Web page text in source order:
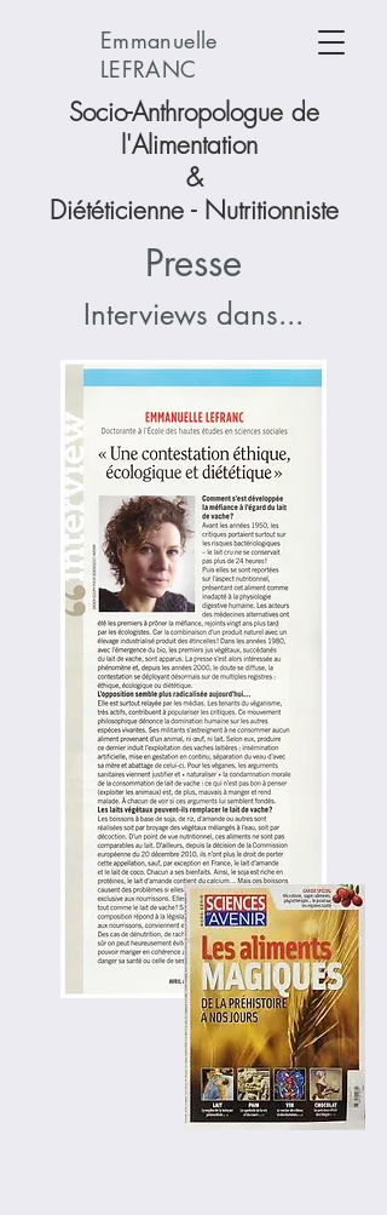
Emmanuelle
LEFRANC
Socio-Anthropologue de
l'Alimentation
&
Diététicienne - Nutritionniste
Presse
Interviews dans...